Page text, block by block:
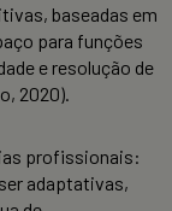
baseadas em
para funções
e resolução de
2020).
profissionais:
adaptativas,